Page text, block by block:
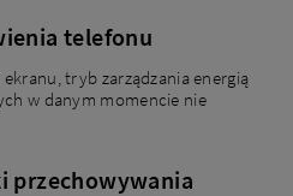
telefonu
tryb zarządzania energią
w danym momencie nie
przechowywania